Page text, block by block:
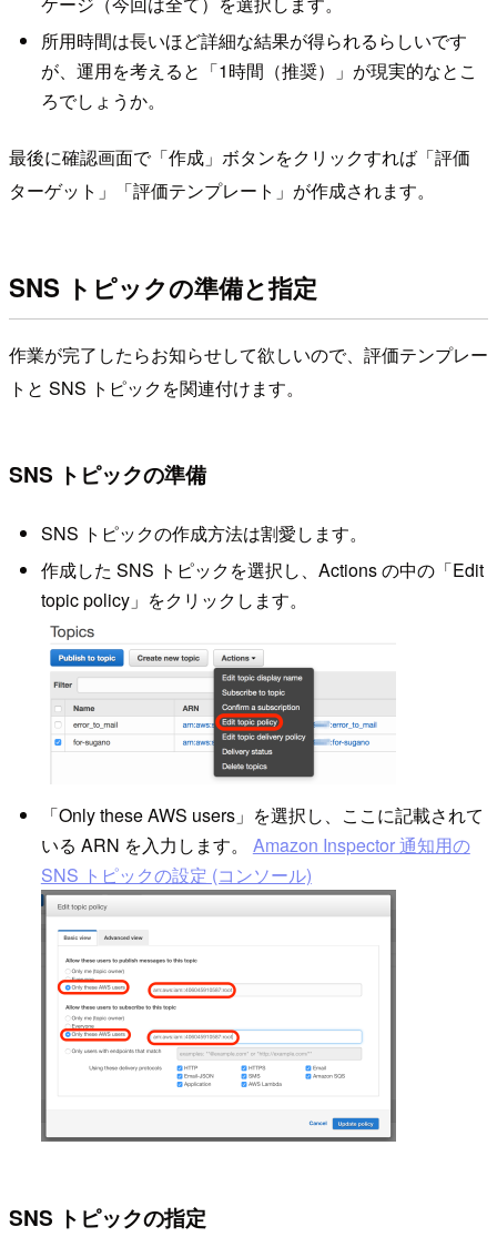
所用時間は長いほど詳細な結果が得られるらしいです
が、運用を考えると「1時間（推奨）」が現実的なとこ
ろでしょうか。
最後に確認画面で「作成」ボタンをクリックすれば「評価
ターゲット」「評価テンプレート」が作成されます。
SNS トピックの準備と指定
作業が完了したらお知らせして欲しいので、評価テンプレー
トと SNS トピックを関連付けます。
SNS トピックの準備
SNS トピックの作成方法は割愛します。
作成した SNS トピックを選択し、Actions の中の「Edit
topic policy」をクリックします。
「Only these AWS users」を選択し、ここに記載されて
いる ARN を入力します。 Amazon Inspector 通知用の
SNS トピックの設定 (コンソール)
SNS トピックの指定